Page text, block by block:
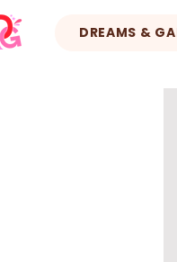
DREAMS &